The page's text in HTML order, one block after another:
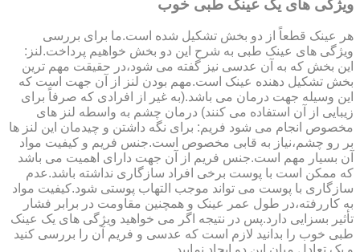
ویژگی های یک عینک طبی خوب
هر عینک قطعاً از دو بخش تشکیل شده است.ما برای بررسی
ویژگی های عینک طبی به شرح این دو بخش خواهیم پرداخت.لنز:
این بخش که به آن عدسی نیز گفته می شود،در حقیقت مهم ترین
بخش تشکیل دهنده عینک است.مهم بودن لنز از آن جهت است که
این وسیله جهت درمان می باشد.(به غیر از افرادی که صرفاً برای
زیبایی از آن استفاده می کنند) درمان چشم به واسطه لنز های
مخصوص انجام می شود فریم: برای نگه داشتن و چیدمان این لنز ها
بر رو چشم،نیاز به قابی مخصوص است.جنس فریم و کیفیت مواد
آن بسیار مهم است.جنس فریم از آن جهت دارای اهمیت می باشد
که ممکن است با پوست برخی افراد سازگاری نداشته باشد.عدم
سازگاری با پوست می تواند موجب التهاب پوستی شود.کیفیت مواد
به کاررفته،در طول عمر عینک و همچنین مقاومت در برابر فشار
تأثیر بسزایی دارد.پس در نتیجه اگر می خواهید ویژگی های یک عینک
طبی خوب را بدانید لازم است که عدسی و فریم آن را بررسی کنید